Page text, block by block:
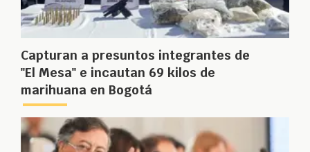
Capturan a presuntos integrantes de
"El Mesa" e incautan 69 kilos de
marihuana en Bogotá